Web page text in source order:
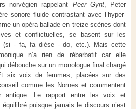
norvégien rappelant Peer Gynt, Peter
sonore fluide contrastant avec l’hyper-
un opéra-ballade en treize scènes dont
et conflictuelles, se basent sur les
(si - fa, fa dièse - do, etc.). Mais cette
n’a rien de rébarbatif car elle
débouche sur un monologue final chargé
six voix de femmes, placées sur des
comme les Nornes et commentent
antique. Le rapport entre les voix et
équilibré puisque jamais le discours n’est